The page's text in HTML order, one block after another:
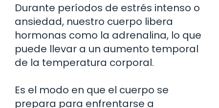
Durante períodos de estrés intenso o
ansiedad, nuestro cuerpo libera
hormonas como la adrenalina, lo que
puede llevar a un aumento temporal
de la temperatura corporal.
Es el modo en que el cuerpo se
prepara para enfrentarse a